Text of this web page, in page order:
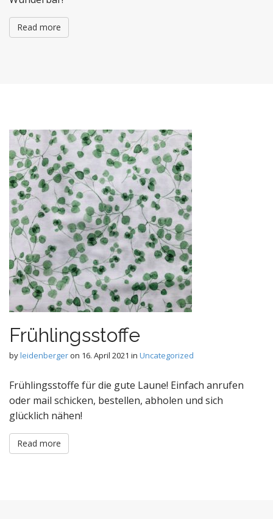
Read more
Frühlingsstoffe
byleidenbergeron 16. April 2021 in Uncategorized
Frühlingsstoffe für die gute Laune! Einfach anrufen
oder mail schicken, bestellen, abholen und sich
glücklich nähen!
Read more